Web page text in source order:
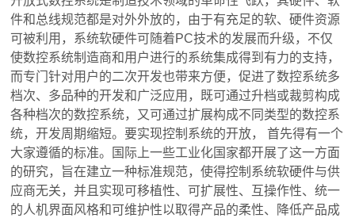
件和总线规范都是对外外放的，由于有充足的软、硬件资源
可被利用，系统软硬件可随着PC技术的发展而升级，不仅
使数控系统制造商和用户进行的系统集成得到有力的支持，
而专门针对用户的二次开发也带来方便，促进了数控系统多
档次、多品种的开发和广泛应用，既可通过升档或裁剪构成
各种档次的数控系统，又可通过扩展构成不同类型的数控系
统，开发周期缩短。要实现控制系统的开放， 首先得有一个
大家遵循的标准。国际上一些工业化国家都开展了这一方面
的研究，旨在建立一种标准规范，使得控制系统软硬件与供
应商无关，并且实现可移植性、可扩展性、互操作性、统一
的人机界面风格和可维护性以取得产品的柔性、降低产品成